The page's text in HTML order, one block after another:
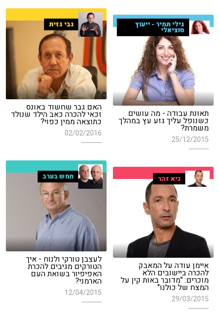
גבי גזית
האם גבר שחשוד באונס
זכאי להכרה כאב הילד שנולד
כתוצאה ממין כפוי?
02/02/2016
גילי תמיר - ייעוץ
סוציאלי
תאונת עבודה - מה עושים
כשנופל עליך גזע עץ במהלך
משמרת?
25/12/2015
חמש בערב
לעצבן טורקי ולנוח - איך
הטורקים מגיבים להכרת
האפיפיור בשואת העם
הארמני?
12/04/2015
גיא זהר
איימן עודה על המאבק
להכרה ביישובים הלא
מוכרים: "מדובר באות קין על
המצח של כולנו"
29/03/2015